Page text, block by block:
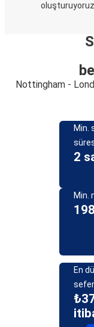
oluşturuyoruz.
Nottingham -
Min.
2
Min.
En
sefer